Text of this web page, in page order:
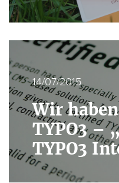
14/07/2015
Wir
TYPO3 –
TYPO3